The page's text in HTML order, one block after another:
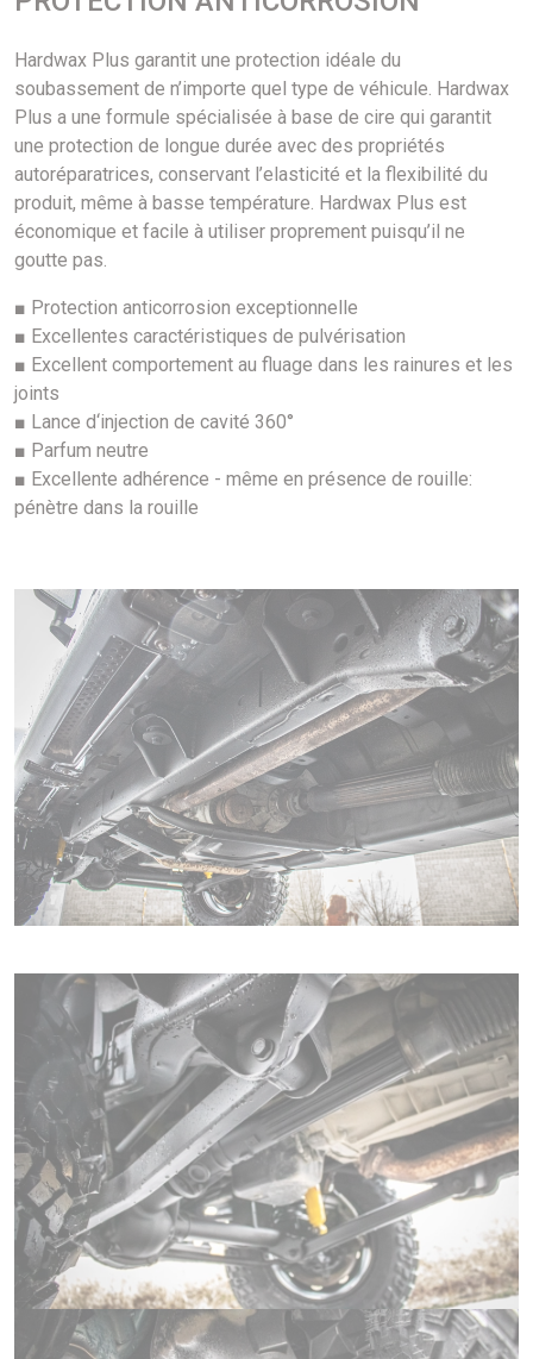
Hardwax Plus garantit une protection idéale du
soubassement de n’importe quel type de véhicule. Hardwax
Plus a une formule spécialisée à base de cire qui garantit
une protection de longue durée avec des propriétés
autoréparatrices, conservant l’elasticité et la flexibilité du
produit, même à basse température. Hardwax Plus est
économique et facile à utiliser proprement puisqu’il ne
goutte pas.
■ Protection anticorrosion exceptionnelle
■ Excellentes caractéristiques de pulvérisation
■ Excellent comportement au fluage dans les rainures et les
joints
■ Lance d‘injection de cavité 360°
■ Parfum neutre
■ Excellente adhérence - même en présence de rouille:
pénètre dans la rouille